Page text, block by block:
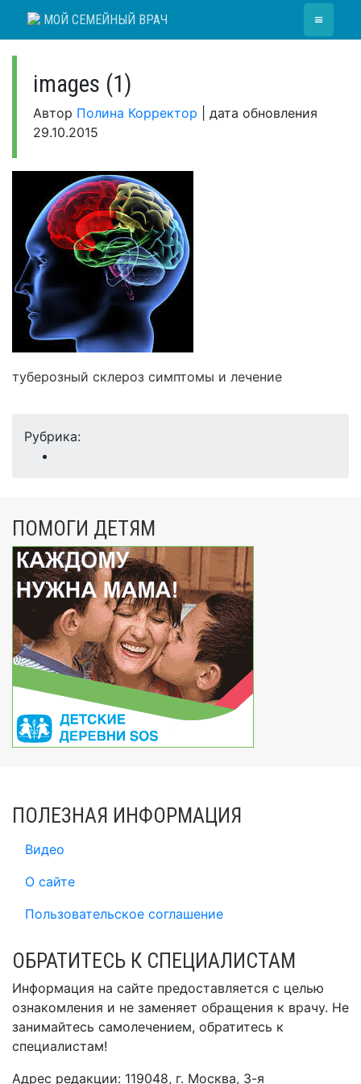
МОЙ СЕМЕЙНЫЙ ВРАЧ ≡
images (1)
Автор Полина Корректор
дата обновления
29.10.2015
туберозный склероз симптомы и лечение
Рубрика:
ПОМОГИ ДЕТЯМ
ПОЛЕЗНАЯ ИНФОРМАЦИЯ
Видео
О сайте
Пользовательское соглашение
ОБРАТИТЕСЬ К СПЕЦИАЛИСТАМ
Информация на сайте предоставляется с целью
ознакомления и не заменяет обращения к врачу. Не
занимайтесь самолечением, обратитесь к
специалистам!
Адрес редакции: 119048, г. Москва, 3-я